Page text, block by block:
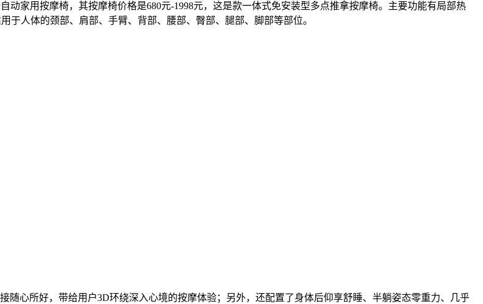
家用按摩椅，其按摩椅价格是680元-1998元，这是款一体式免安装型多点推拿按摩椅。主要功能有局部热
人体的颈部、肩部、手臂、背部、腰部、臀部、腿部、脚部等部位。
随心所好，带给用户3D环绕深入心境的按摩体验；另外，还配置了身体后仰享舒睡、半躺姿态零重力、几乎